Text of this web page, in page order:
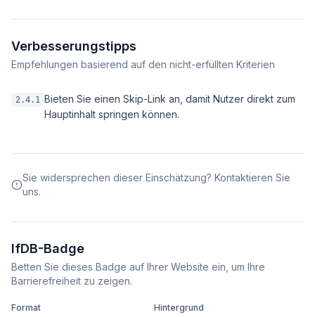
Verbesserungstipps
Empfehlungen basierend auf den nicht-erfüllten Kriterien
2.4.1 Bieten Sie einen Skip-Link an, damit Nutzer direkt zum
Hauptinhalt springen können.
Sie widersprechen dieser Einschätzung? Kontaktieren Sie
uns.
IfDB-Badge
Betten Sie dieses Badge auf Ihrer Website ein, um Ihre
Barrierefreiheit zu zeigen.
Format Hintergrund